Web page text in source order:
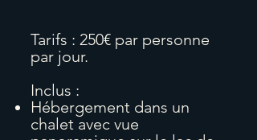
Tarifs : 250€ par personne
par jour.
Inclus :
Hébergement dans un
chalet avec vue